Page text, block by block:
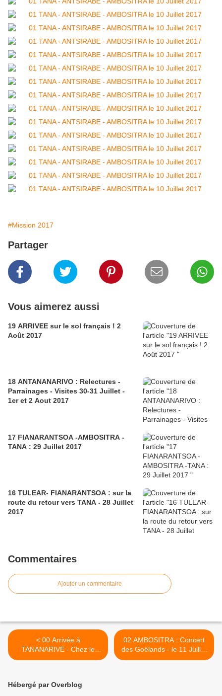
#Mission 2017
Partager
Vous aimerez aussi
19 ARRIVEE sur le sol français ! 2
Août 2017
18 ANTANANARIVO : Relectures -
Parrainages - Visites 30-31 Juillet -
1er et 2 Aout 2017
17 FIANARANTSOA -AMBOSITRA -
TANA : 29 Juillet 2017
16 TULEAR- FIANARANTSOA : sur la
route du retour vers TANA - 28 Juillet
2017
Commentaires
Ajouter un commentaire
< 00 Arrivée à
TANANARIVE - Chez le
Père Pédro -9 Juillet 2017
02 AMBOSITRA : Concert
des Goëlands - le 11 Juillet
2017 >
Hébergé par Overblog